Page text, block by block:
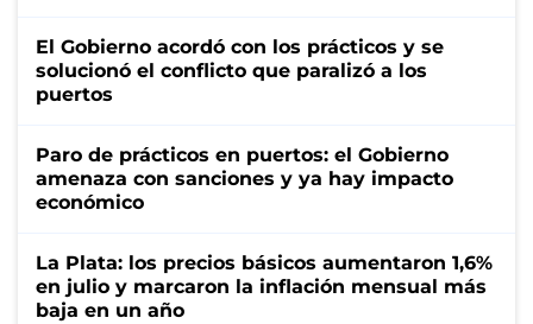
El Gobierno acordó con los prácticos y se
solucionó el conflicto que paralizó a los
puertos
Paro de prácticos en puertos: el Gobierno
amenaza con sanciones y ya hay impacto
económico
La Plata: los precios básicos aumentaron 1,6%
en julio y marcaron la inflación mensual más
baja en un año